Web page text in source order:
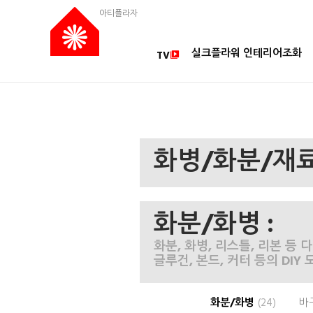
아티플라자
TV 실크플라워 인테리어조화
화병/화분/재
화분/화병 :
화분, 화병, 리스틀, 리본 등
글루건, 본드, 커터 등의 DIY
화분/화병 (24) 바